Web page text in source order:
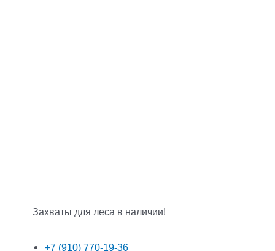
Захваты для леса в наличии!
+7 (910) 770-19-36